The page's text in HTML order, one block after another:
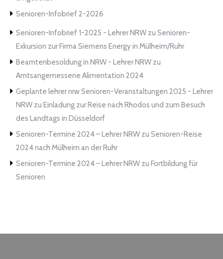
Senioren-Infobrief 2-2026
Senioren-Infobrief 1-2025 - Lehrer NRW zu Senioren-
Exkursion zur Firma Siemens Energy in Mülheim/Ruhr
Beamtenbesoldung in NRW - Lehrer NRW zu
Amtsangemessene Alimentation 2024
Geplante lehrer nrw Senioren-Veranstaltungen 2025 - Lehrer
NRW zu Einladung zur Reise nach Rhodos und zum Besuch
des Landtags in Düsseldorf
Senioren-Termine 2024 – Lehrer NRW zu Senioren-Reise
2024 nach Mülheim an der Ruhr
Senioren-Termine 2024 – Lehrer NRW zu Fortbildung für
Senioren